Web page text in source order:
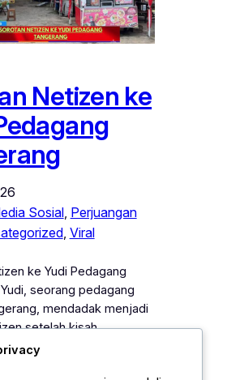
Netizen ke
Sosial, Perjuangan
, Viral
ke Yudi Pedagang
seorang pedagang
mendadak menjadi
setelah kisah
dibagikan di media